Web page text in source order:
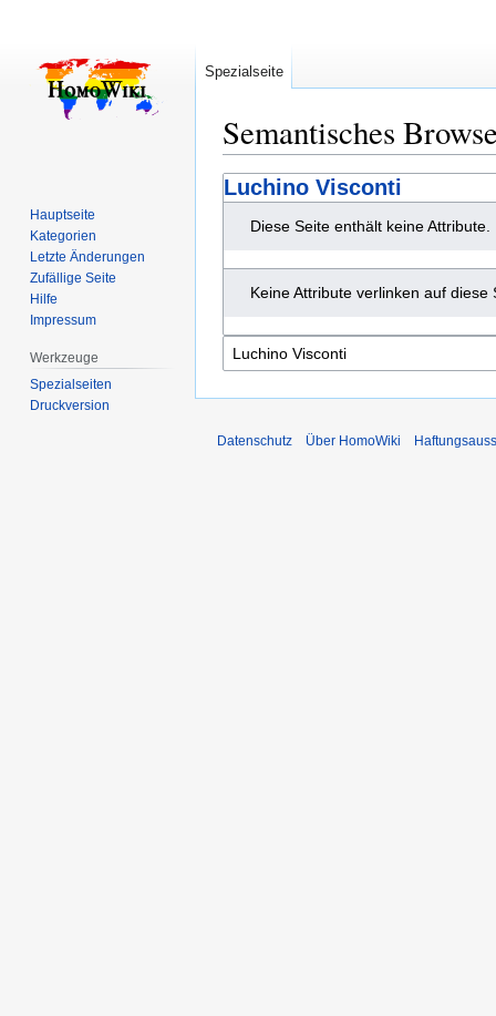
Semantisches
Zur
Navigation
springen
Zur
Suche
springen
Luchino Visconti
Diese Seite enthält keine Attribute.
Keine Attribute verlinken auf diese
Spezialseite
Hauptseite
Kategorien
Letzte Änderungen
Zufällige Seite
Hilfe
Impressum
Werkzeuge
Spezialseiten
Druckversion
Datenschutz Über HomoWiki